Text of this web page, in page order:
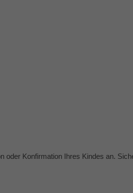
Konfirmation Ihres Kindes an.